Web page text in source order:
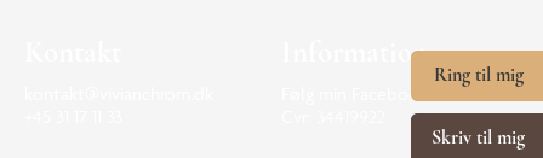
Ring til mig
Skriv til mig
Information
Følg min Facebook